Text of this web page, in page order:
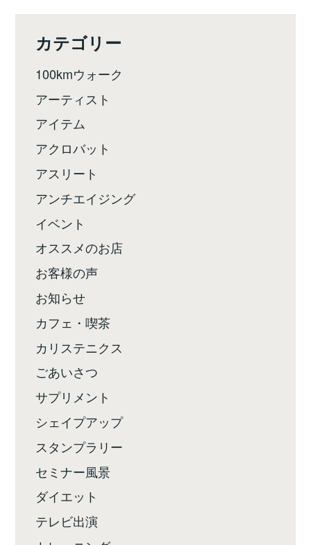
カテゴリー
100kmウォーク
アーティスト
アイテム
アクロバット
アスリート
アンチエイジング
イベント
オススメのお店
お客様の声
お知らせ
カフェ・喫茶
カリステニクス
ごあいさつ
サプリメント
シェイプアップ
スタンプラリー
セミナー風景
ダイエット
テレビ出演